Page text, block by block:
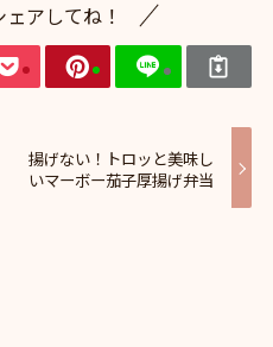
アしてね！
揚げない！トロッと美味し
いマーボー茄子厚揚げ弁当